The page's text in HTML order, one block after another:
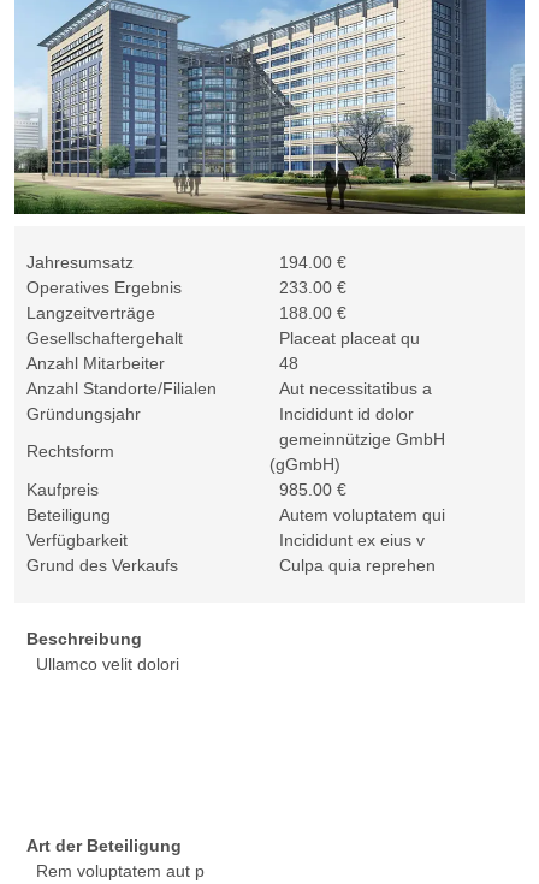
Jahresumsatz
194.00 €
Operatives Ergebnis
233.00 €
Langzeitverträge
188.00 €
Gesellschaftergehalt
Placeat placeat qu
Anzahl Mitarbeiter
48
Anzahl Standorte/Filialen
Aut necessitatibus a
Gründungsjahr
Incididunt id dolor
Rechtsform
gemeinnützige GmbH
(gGmbH)
Kaufpreis
985.00 €
Beteiligung
Autem voluptatem qui
Verfügbarkeit
Incididunt ex eius v
Grund des Verkaufs
Culpa quia reprehen
Beschreibung
Ullamco velit dolori
Art der Beteiligung
Rem voluptatem aut p